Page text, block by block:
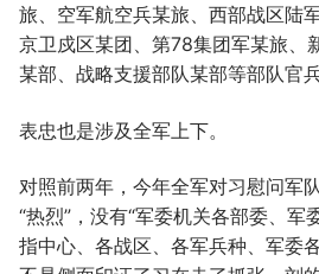
旅、空军航空兵某旅、西部战区陆
京卫戍区某团、第78集团军某旅、
某部、战略支援部队某部等部队官
表忠也是涉及全军上下。
对照前两年，今年全军对习慰问军
“热烈”，没有“军委机关各部委、军
指中心、各战区、各军兵种、军委